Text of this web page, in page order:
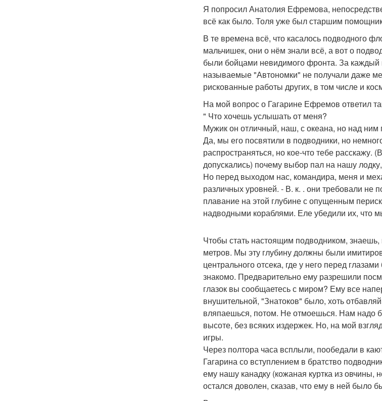
Я попросил Анатолия Ефремова,
всё как было. Толя уже был старшим
В те времена всё, что касалось подводного
мальчишек, они о нём знали всё, а вот о
были бойцами невидимого фронта. За каждый
называемые "Автономки" не получали даже
рискованные работы других, в том числе и
На мой вопрос о Гагарине Ефремов ответил
" Что хочешь услышать от меня?
Мужик он отличный, наш, с океана, но над ним
Да, мы его посвятили в подводники, но
распространяться, но кое-что тебе расскажу.
допускались) почему выбор пал на нашу
Но перед выходом нас, командира, меня и
различных уровней. - В. к. . они требовали не
плавание на этой глубине с опущенным
надводными кораблями. Еле убедили их, что
Чтобы стать настоящим подводником,
метров. Мы эту глубину должны были
центрального отсека, где у него перед
знакомо. Предварительно ему разрешили
глазок вы сообщаетесь с миром? Ему все
внушительной, "Знатоков" было, хоть
вляпаешься, потом. Не отмоешься. Нам надо
высоте, без всяких издержек. Но, на мой
игры.
Через полтора часа всплыли, пообедали в
Гагарина со вступлением в братство
ему нашу канадку (кожаная куртка из
остался доволен, сказав, что ему в ней было